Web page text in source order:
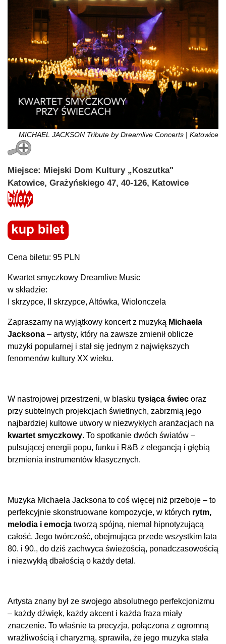
MICHAEL JACKSON Tribute by Dreamlive Concerts | Katowice
Miejsce: Miejski Dom Kultury „Koszutka"
Katowice, Grażyńskiego 47, 40-126, Katowice
Cena biletu: 95 PLN
Kwartet smyczkowy Dreamlive Music
w składzie:
I skrzypce, II skrzypce, Altówka, Wiolonczela
Zapraszamy na wyjątkowy koncert z muzyką Michaela
Jacksona – artysty, który na zawsze zmienił oblicze
muzyki popularnej i stał się jednym z największych
fenomenów kultury XX wieku.
W nastrojowej przestrzeni, w blasku tysiąca świec oraz
przy subtelnych projekcjach świetlnych, zabrzmią jego
najbardziej kultowe utwory w niezwykłych aranżacjach na
kwartet smyczkowy. To spotkanie dwóch światów –
pulsującej energii popu, funku i R&B z elegancją i głębią
brzmienia instrumentów klasycznych.
Muzyka Michaela Jacksona to coś więcej niż przeboje – to
perfekcyjnie skonstruowane kompozycje, w których rytm,
melodia i emocja tworzą spójną, niemal hipnotyzującą
całość. Jego twórczość, obejmująca przede wszystkim lata
80. i 90., do dziś zachwyca świeżością, ponadczasowością
i niezwykłą dbałością o każdy detal.
Artysta znany był ze swojego absolutnego perfekcjonizmu
– każdy dźwięk, każdy akcent i każda fraza miały
znaczenie. To właśnie ta precyzja, połączona z ogromną
wrażliwością i charyzmą, sprawiła, że jego muzyka stała